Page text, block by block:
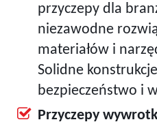
przyczepy dla
niezawodne
materiałów i
Solidne
bezpieczeństwo i
Przyczepy